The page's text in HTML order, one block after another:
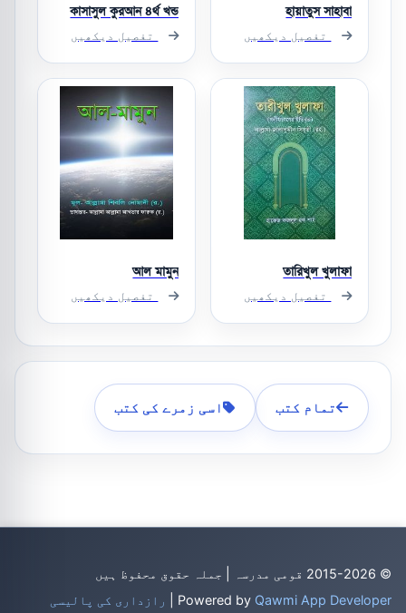
হায়াতুস সাহাবা
تفصیل دیکھیں
কাসাসুল কুরআন ৪র্থ খন্ড
تفصیل دیکھیں
তারিখুল খুলাফা
تفصیل دیکھیں
আল মামুন
تفصیل دیکھیں
تمام کتب اسی زمرے کی کتب
© 2015-2026 قومی مدرسہ | جملہ حقوق محفوظ ہیں
Powered by Qawmi App Developer رازداری کی پالیسی